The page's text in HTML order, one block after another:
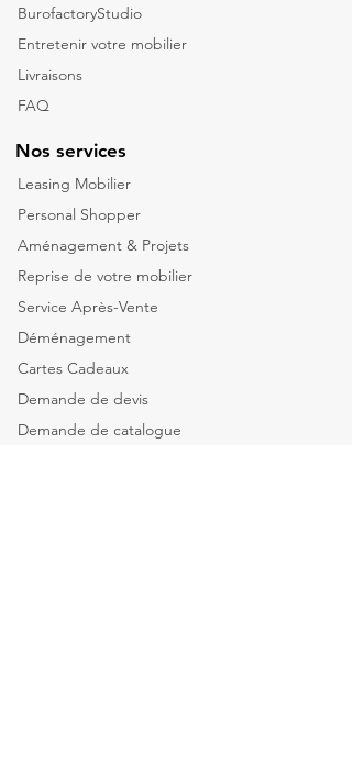
BurofactoryStudio
Entretenir votre mobilier
Livraisons
FAQ
Nos services
Leasing Mobilier
Personal Shopper
Aménagement & Projets
Reprise de votre mobilier
Service Après-Vente
Déménagement
Cartes Cadeaux
Demande de devis
Demande de catalogue